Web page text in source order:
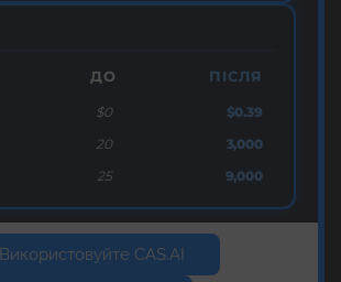
ДО ПІСЛЯ
$0
$0.39
20
3,000
25 9,000
Використовуйте CAS.AI